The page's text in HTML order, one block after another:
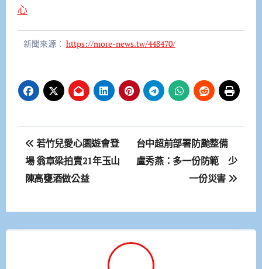
心
新聞來源： https://more-news.tw/448470/
文
章
導
覽
若竹兒愛心園遊會登
場 翁章梁拍賣21年玉山
陳高甕酒做公益
台中超前部署防颱整備
盧秀燕：多一份防範 少
一份災害